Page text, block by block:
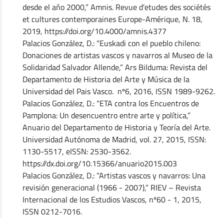
desde el año 2000,” Amnis. Revue d'etudes des sociétés
et cultures contemporaines Europe-Amérique, N. 18,
2019, https://doi.org/10.4000/amnis.4377
Palacios González, D.: “Euskadi con el pueblo chileno:
Donaciones de artistas vascos y navarros al Museo de la
Solidaridad Salvador Allende,” Ars Bilduma: Revista del
Departamento de Historia del Arte y Música de la
Universidad del Pais Vasco. nº6, 2016, ISSN 1989-9262.
Palacios González, D.: “ETA contra los Encuentros de
Pamplona: Un desencuentro entre arte y política,”
Anuario del Departamento de Historia y Teoría del Arte.
Universidad Autónoma de Madrid, vol. 27, 2015, ISSN:
1130-5517, eISSN: 2530-3562.
https://dx.doi.org/10.15366/anuario2015.003
Palacios González, D.: “Artistas vascos y navarros: Una
revisión generacional (1966 - 2007),” RIEV – Revista
Internacional de los Estudios Vascos, nº60 - 1, 2015,
ISSN 0212-7016.